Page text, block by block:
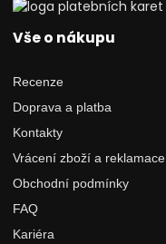
Vše o nákupu
Recenze
Doprava a platba
Kontakty
Vrácení zboží a reklamace
Obchodní podmínky
FAQ
Kariéra